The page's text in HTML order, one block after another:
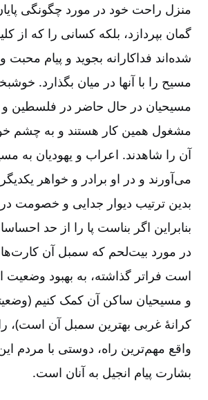
منزل راحت خود در مورد چگونگی
گمان بپردازد، بلکه کسانی را که از
شده‌اند فداکارانه بجوید و پیام
مسیح را با آنها در میان بگذارد.
مسیحیان در حال حاضر در فلسطین و
مشغول همین کار هستند و به چشم
آن را شاهدند. اعراب و یهودیان به
می‌آورند و در او برادر و خواهر
بدین ترتیب دیوار جدایی و خصومت
بنابراین اگر بناست پا را از حد
در مورد بیت‌لحم که سمبل آن
است فراتر گذاشته، به بهبود وضعیت
و مسیحیان ساکن آن کمک کنیم
کرانۀ غربی بهترین سمبل آن است)،
واقع مهم‌ترین راه، دوستی با مردم
بشارت پیام انجیل به آنان است.